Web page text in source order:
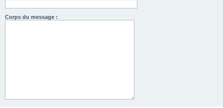
Corps du message :